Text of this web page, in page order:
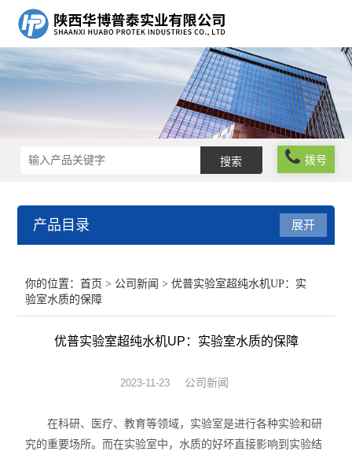
拨号
产品目录
流变粘度测量方案
分子光谱分析方案
温度控制解决方案
冷冻干燥解决方案
展开
你的位置：首页 > 公司新闻 > 优普实验室超纯水机UP：实
验室水质的保障
优普实验室超纯水机UP：实验室水质的保障
2023-11-23 公司新闻
在科研、医疗、教育等领域，实验室是进行各种实验和研
究的重要场所。而在实验室中，水质的好坏直接影响到实验结